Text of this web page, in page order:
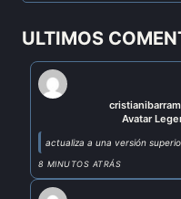
ULTIMOS
Avatar
actualiza a una versión
8 MINUTOS ATRÁS